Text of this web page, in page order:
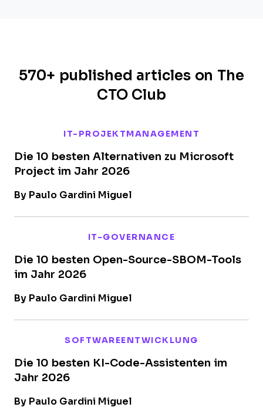
570+ published articles on The
CTO Club
IT-PROJEKTMANAGEMENT
Die 10 besten Alternativen zu Microsoft
Project im Jahr 2026
By Paulo Gardini Miguel
IT-GOVERNANCE
Die 10 besten Open-Source-SBOM-Tools
im Jahr 2026
By Paulo Gardini Miguel
SOFTWAREENTWICKLUNG
Die 10 besten KI-Code-Assistenten im
Jahr 2026
By Paulo Gardini Miguel